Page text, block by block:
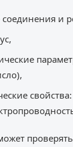
и
свойства: